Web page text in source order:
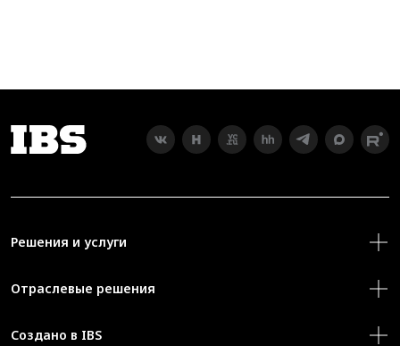
Решения и услуги
Отраслевые решения
Создано в IBS